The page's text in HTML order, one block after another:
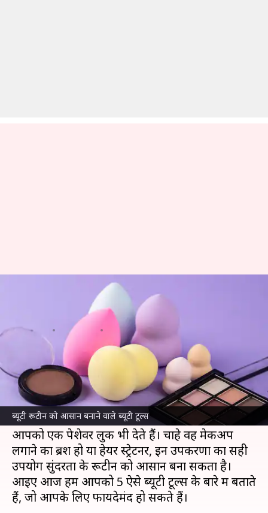
ब्यूटी रूटीन को आसान बनाने वाले ब्यूटी टूल्स
ब्यूटी रूटीन को आसान बना सकते हैं ये
5 ब्यूटी टूल्स, समय की होगी बचत
अंजली Jul 09, 2026 07:21 pm
क्या है खबर?
आजकल बाजार में ऐसे कई सुंदरता बढ़ाने वाले उपकरण
मौजूद हैं, जो खूबसूरती को निखारने में मदद कर सकते हैं।
ये उपकरण न केवल समय की बचत करते हैं, बल्कि
आपको एक पेशेवर लुक भी देते हैं। चाहे वह मेकअप
लगाने का ब्रश हो या हेयर स्ट्रेटनर, इन उपकरणों का सही
उपयोग सुंदरता के रूटीन को आसान बना सकता है।
आइए आज हम आपको 5 ऐसे ब्यूटी टूल्स के बारे में बताते